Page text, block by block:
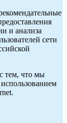
и анализа
сети
тем, что мы